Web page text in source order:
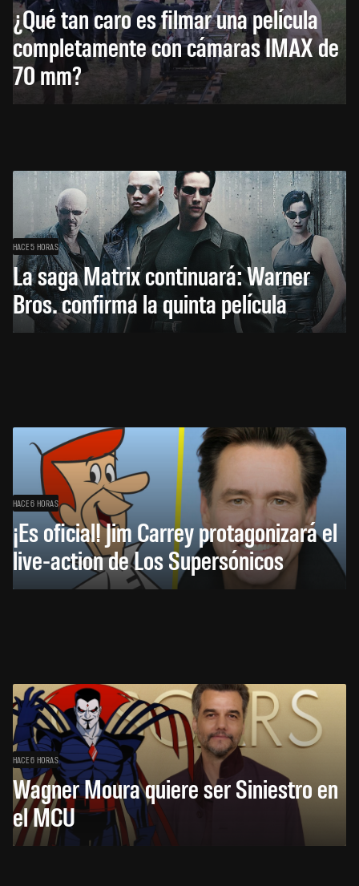
¿Qué tan caro es filmar una película
completamente con cámaras IMAX de
70 mm?
HACE 5 HORAS
La saga Matrix continuará: Warner
Bros. confirma la quinta película
HACE 6 HORAS
¡Es oficial! Jim Carrey protagonizará el
live-action de Los Supersónicos
HACE 6 HORAS
Wagner Moura quiere ser Siniestro en
el MCU